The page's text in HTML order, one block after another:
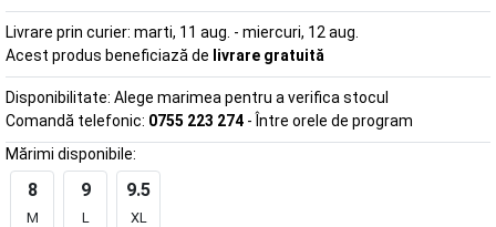
Livrare prin curier: marti, 11 aug. - miercuri, 12 aug.
Acest produs beneficiază de livrare gratuită
Disponibilitate: Alege marimea pentru a verifica stocul
Comandă telefonic: 0755 223 274 - Între orele de program
Mărimi disponibile:
8
M
9
L
9.5
XL